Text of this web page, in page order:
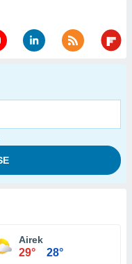
Airek
29° 28°